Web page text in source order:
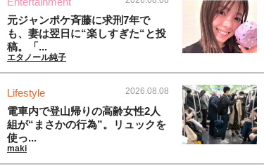
元ジャンポケ斉藤に求刑7年で
も、妻は翌日に“楽しすぎた“と投
稿。「...
エタノール純子
Lifestyle 2026.08.08
電車内で登山帰りの高齢女性2人
組が“まさかの行為”。リュックを
使っ...
maki